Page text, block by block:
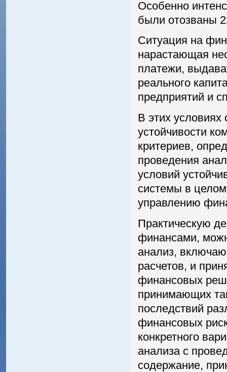
Особенно
были отозваны
Ситуация на
нарастающая
платежи,
реального
предприятий и
В этих условиях
устойчивости
критериев,
проведения
условий
системы в
управлению
Практическую
финансами,
анализ,
расчетов, и
финансовых
принимающих
последствий
финансовых
конкретного
анализа с
содержание,